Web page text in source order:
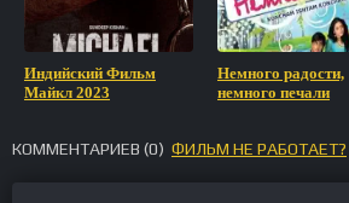
Индийский Фильм
Майкл 2023
Немного радости,
немного печали
КОММЕНТАРИЕВ (0) ФИЛЬМ НЕ РАБОТАЕТ?